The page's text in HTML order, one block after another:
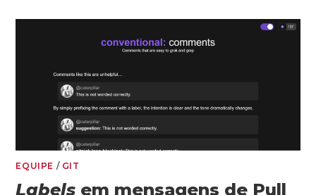
EQUIPE / GIT
Labels em mensagens de Pull